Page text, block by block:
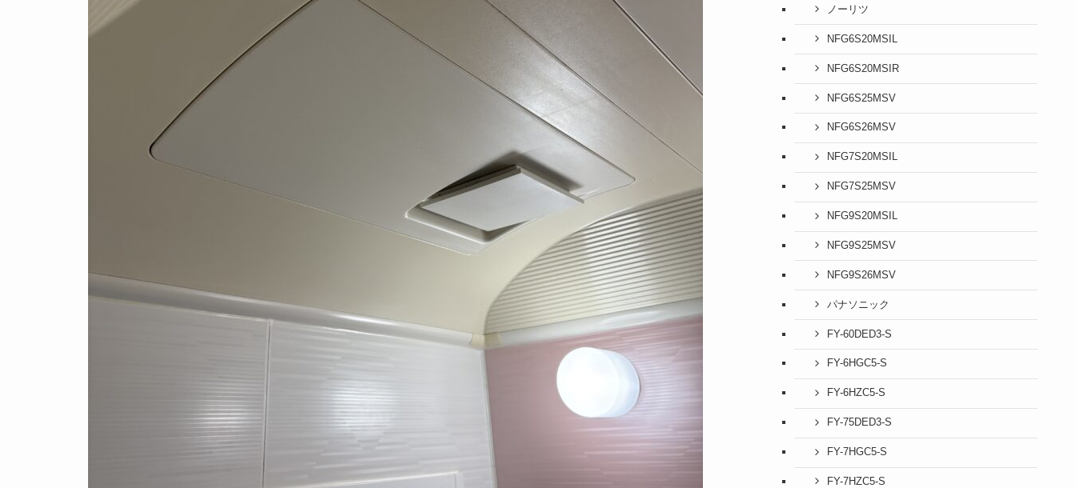
ノーリツ
NFG6S20MSIL
NFG6S20MSIR
NFG6S25MSV
NFG6S26MSV
NFG7S20MSIL
NFG7S25MSV
NFG9S20MSIL
NFG9S25MSV
NFG9S26MSV
パナソニック
FY-60DED3-S
FY-6HGC5-S
FY-6HZC5-S
FY-75DED3-S
FY-7HGC5-S
FY-7HZC5-S